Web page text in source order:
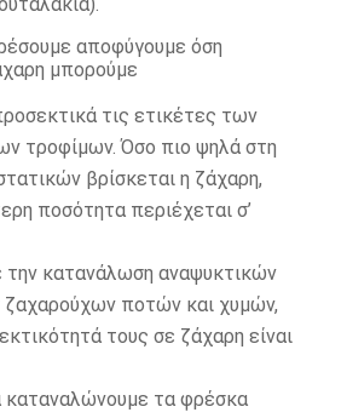
αποφύγουμε όση
μπορούμε
τις ετικέτες των
τροφίμων. Όσο πιο ψηλά στη
βρίσκεται η ζάχαρη,
ποσότητα περιέχεται σ’
την κατανάλωση αναψυκτικών
ζαχαρούχων ποτών και χυμών,
τους σε ζάχαρη είναι
καταναλώνουμε τα φρέσκα